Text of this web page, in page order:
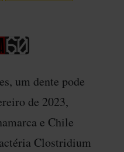
um dente pode
de 2023,
e Chile
Clostridium